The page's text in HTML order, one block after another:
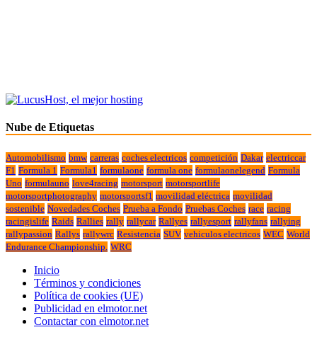
Nube de Etiquetas
Automobilismo bmw carreras coches electricos competición Dakar electriccar
F1 Formula 1 Formula1 formulaone formula one formulaonelegend Formula
Uno formulauno love4racing motorsport motorsportlife
motorsportphotography motorsportsf1 movilidad eléctrica movilidad
sostenible Novedades Coches Prueba a Fondo Pruebas Coches race racing
racingislife Raids Rallies rally rallycar Rallyes rallyesport rallyfans rallying
rallypassion Rallys rallywrc Resistencia SUV vehiculos electricos WEC World
Endurance Championship. WRC
Inicio
Términos y condiciones
Política de cookies (UE)
Publicidad en elmotor.net
Contactar con elmotor.net